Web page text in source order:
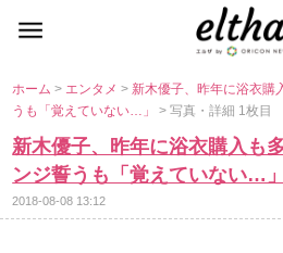
ホーム> エンタメ> 新木優子、昨年に浴衣
うも「覚えていない…」> 写真・詳細 1枚目
新木優子、昨年に浴衣購入
ンジ誓うも「覚えていない…」
2018-08-08 13:12